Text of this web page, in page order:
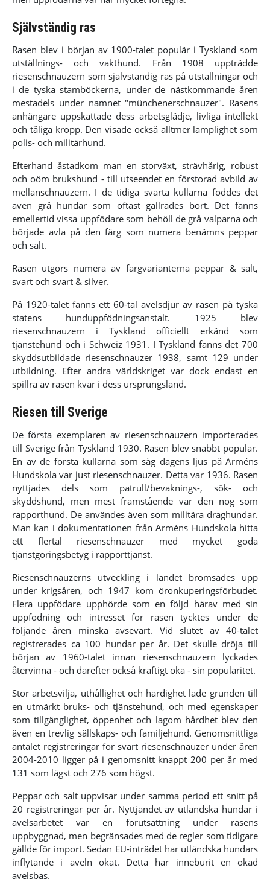
Självständig ras
Rasen blev i början av 1900-talet populär i Tyskland som
utställnings- och vakthund. Från 1908 uppträdde
riesenschnauzern som självständig ras på utställningar och
i de tyska stamböckerna, under de nästkommande åren
mestadels under namnet "münchenerschnauzer". Rasens
anhängare uppskattade dess arbetsglädje, livliga intellekt
och tåliga kropp. Den visade också alltmer lämplighet som
polis- och militärhund.
Efterhand åstadkom man en storväxt, strävhårig, robust
och oöm brukshund - till utseendet en förstorad avbild av
mellanschnauzern. I de tidiga svarta kullarna föddes det
även grå hundar som oftast gallrades bort. Det fanns
emellertid vissa uppfödare som behöll de grå valparna och
började avla på den färg som numera benämns peppar
och salt.
Rasen utgörs numera av färgvarianterna peppar & salt,
svart och svart & silver.
På 1920-talet fanns ett 60-tal avelsdjur av rasen på tyska
statens hunduppfödningsanstalt. 1925 blev
riesenschnauzern i Tyskland officiellt erkänd som
tjänstehund och i Schweiz 1931. I Tyskland fanns det 700
skyddsutbildade riesenschnauzer 1938, samt 129 under
utbildning. Efter andra världskriget var dock endast en
spillra av rasen kvar i dess ursprungsland.
Riesen till Sverige
De första exemplaren av riesenschnauzern importerades
till Sverige från Tyskland 1930. Rasen blev snabbt populär.
En av de första kullarna som såg dagens ljus på Arméns
Hundskola var just riesenschnauzer. Detta var 1936. Rasen
nyttjades dels som patrull/bevaknings-, sök- och
skyddshund, men mest framstående var den nog som
rapporthund. De användes även som militära draghundar.
Man kan i dokumentationen från Arméns Hundskola hitta
ett flertal riesenschnauzer med mycket goda
tjänstgöringsbetyg i rapporttjänst.
Riesenschnauzerns utveckling i landet bromsades upp
under krigsåren, och 1947 kom öronkuperingsförbudet.
Flera uppfödare upphörde som en följd härav med sin
uppfödning och intresset för rasen tycktes under de
följande åren minska avsevärt. Vid slutet av 40-talet
registrerades ca 100 hundar per år. Det skulle dröja till
början av 1960-talet innan riesenschnauzern lyckades
återvinna - och därefter också kraftigt öka - sin popularitet.
Stor arbetsvilja, uthållighet och härdighet lade grunden till
en utmärkt bruks- och tjänstehund, och med egenskaper
som tillgänglighet, öppenhet och lagom hårdhet blev den
även en trevlig sällskaps- och familjehund. Genomsnittliga
antalet registreringar för svart riesenschnauzer under åren
2004-2010 ligger på i genomsnitt knappt 200 per år med
131 som lägst och 276 som högst.
Peppar och salt uppvisar under samma period ett snitt på
20 registreringar per år. Nyttjandet av utländska hundar i
avelsarbetet var en förutsättning under rasens
uppbyggnad, men begränsades med de regler som tidigare
gällde för import. Sedan EU-inträdet har utländska hundars
inflytande i aveln ökat. Detta har inneburit en ökad
avelsbas.